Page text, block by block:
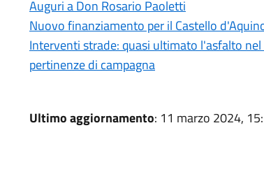
Auguri a Don Rosario Paoletti
Nuovo finanziamento per il Castello
Interventi strade: quasi ultimato l'asfalto
pertinenze di campagna
Ultimo aggiornamento: 11 marzo 2024,